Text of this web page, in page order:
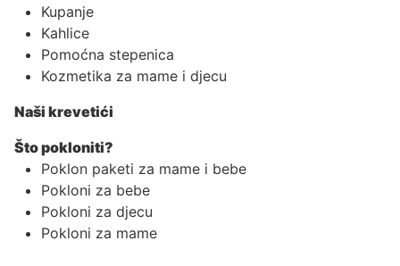
Kupanje
Kahlice
Pomoćna stepenica
Kozmetika za mame i djecu
Naši krevetići
Što pokloniti?
Poklon paketi za mame i bebe
Pokloni za bebe
Pokloni za djecu
Pokloni za mame